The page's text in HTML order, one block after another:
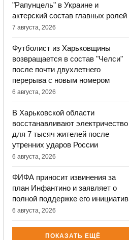
"Рапунцель" в Украине и
актерский состав главных ролей
7 августа, 2026
Футболист из Харьковщины
возвращается в состав "Челси"
после почти двухлетнего
перерыва с новым номером
6 августа, 2026
В Харьковской области
восстанавливают электричество
для 7 тысяч жителей после
утренних ударов России
6 августа, 2026
ФИФА приносит извинения за
план Инфантино и заявляет о
полной поддержке его инициатив
6 августа, 2026
ПОКАЗАТЬ ЕЩЁ